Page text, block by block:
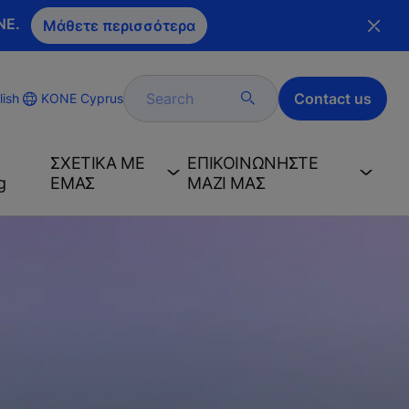
Μάθετε περισσότερα
KONE Cyprus Search Contact us
ΣΧΕΤΙΚA ΜΕ
ΕΜAΣ
ΕΠΙΚΟΙΝΩΝHΣΤΕ
ΜΑΖI ΜΑΣ